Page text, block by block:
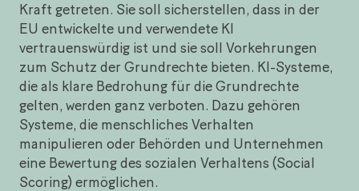
Kraft getreten. Sie soll sicherstellen, dass in der
EU entwickelte und verwendete KI
vertrauenswürdig ist und sie soll Vorkehrungen
zum Schutz der Grundrechte bieten. KI-Systeme,
die als klare Bedrohung für die Grundrechte
gelten, werden ganz verboten. Dazu gehören
Systeme, die menschliches Verhalten
manipulieren oder Behörden und Unternehmen
eine Bewertung des sozialen Verhaltens (Social
Scoring) ermöglichen.